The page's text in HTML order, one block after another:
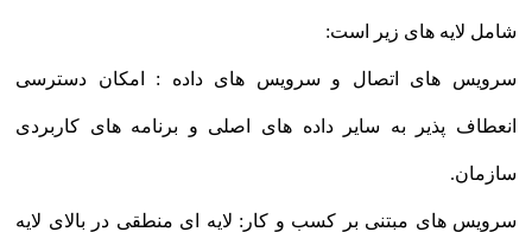
شامل لایه های زیر است:
سرویس های اتصال و سرویس های داده : امکان دسترسی
انعطاف پذیر به سایر داده های اصلی و برنامه های کاربردی
سازمان.
سرویس های مبتنی بر کسب و کار: لایه ای منطقی در بالای لایه